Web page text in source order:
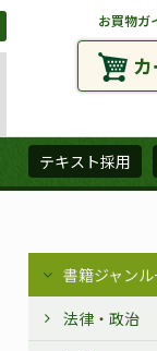
お買物ガ
テキスト採用
書籍ジャン
法律・政治